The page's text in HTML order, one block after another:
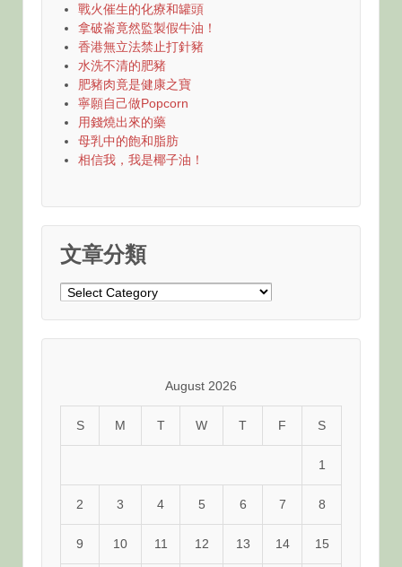
戰火催生的化療和罐頭
拿破崙竟然監製假牛油！
香港無立法禁止打針豬
水洗不清的肥豬
肥豬肉竟是健康之寶
寧願自己做Popcorn
用錢燒出來的藥
母乳中的飽和脂肪
相信我，我是椰子油！
文章分類
文
August 2026
S M T W T F S
1
2 3 4 5 6 7 8
9 10 11 12 13 14 15